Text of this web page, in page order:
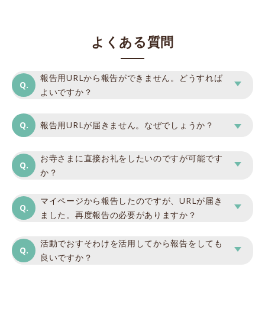
よくある質問
報告用URLから報告ができません。どうすれば
よいですか？
報告用URLが届きません。なぜでしょうか？
お寺さまに直接お礼をしたいのですが可能です
か？
マイページから報告したのですが、URLが届き
ました。再度報告の必要がありますか？
活動でおすそわけを活用してから報告をしても
良いですか？